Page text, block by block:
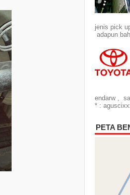
jenis pick
adapun
endarw ,
* :
PETA